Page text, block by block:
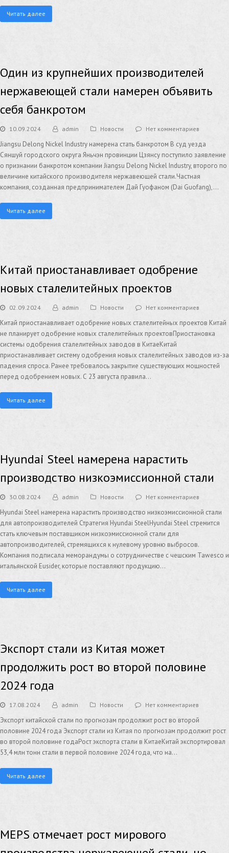
Читать далее
Один из крупнейших производителей
нержавеющей стали намерен объявить
себя банкротом
10.09.2024 admin Новости Нет комментариев
Jiangsu Delong Nickel Industry намерена стать банкротом В суд уезда
Сяншуй городского округа Яньчэн провинции Цзянсу поступило заявление
о признании банкротом компании Jiangsu Delong Nickel Industry, второго по
величине китайского производителя нержавеющей стали.Частная
компания, созданная предпринимателем Дай Гуофаном (Dai Guofang),…
Читать далее
Китай приостанавливает одобрение
новых сталелитейных проектов
02.09.2024 admin Новости Нет комментариев
Китай приостанавливает одобрение новых сталелитейных проектов Китай
не планирует одобрение новых сталелитейных проектовПриостановка
системы одобрения сталелитейных заводов в КитаеКитай
приостанавливает систему одобрения новых сталелитейных заводов из-за
падения спроса. Ранее требовалось закрытие существующих мощностей
перед одобрением новых. С 23 августа правила…
Читать далее
Hyundai Steel намерена нарастить
производство низкоэмиссионной стали
30.08.2024 admin Новости Нет комментариев
Hyundai Steel намерена нарастить производство низкоэмиссионной стали
для автопроизводителей Стратегия Hyundai SteelHyundai Steel стремится
стать ключевым поставщиком низкоэмиссионной стали для
автопроизводителей, стремящихся к нулевому уровню выбросов.
Компания подписала меморандумы о сотрудничестве с чешским Tawesco и
итальянской Eusider, которые поставляют продукцию…
Читать далее
Экспорт стали из Китая может
продолжить рост во второй половине
2024 года
17.08.2024 admin Новости Нет комментариев
Экспорт китайской стали по прогнозам продолжит рост во второй
половине 2024 года Экспорт стали из Китая по прогнозам продолжит рост
во второй половине годаРост экспорта стали в КитаеКитай экспортировал
53,4 млн тонн стали в первой половине 2024 года, что на…
Читать далее
MEPS отмечает рост мирового